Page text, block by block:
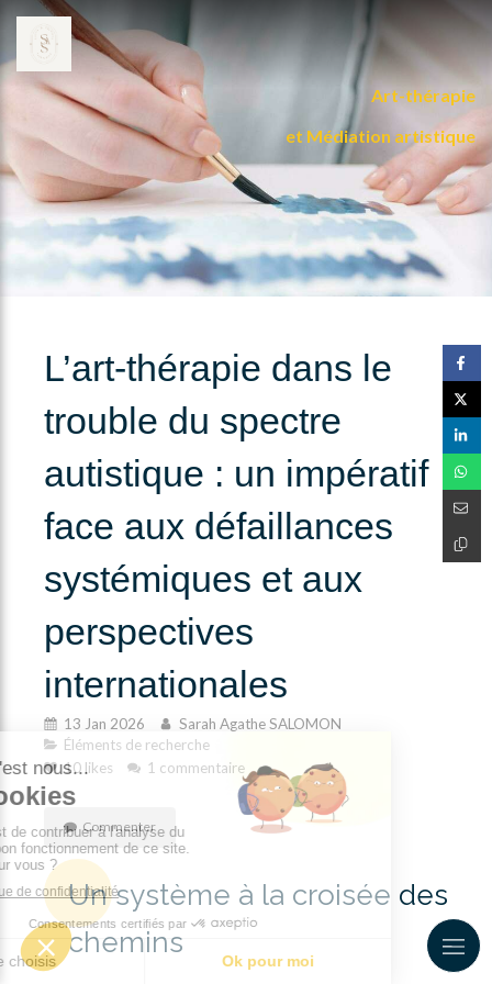
Art-thérapie
et Médiation artistique
L’art-thérapie dans le
trouble du spectre
autistique : un impératif
face aux défaillances
systémiques et aux
perspectives
internationales
13 Jan 2026
Sarah Agathe SALOMON
Éléments de recherche
10 likes
1 commentaire
Commenter
Un système à la croisée des
chemins